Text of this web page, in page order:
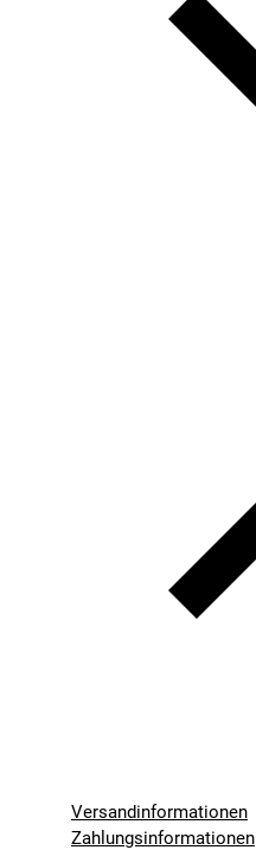
Versandinformationen
Zahlungsinformationen